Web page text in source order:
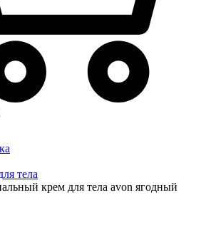
тела
крем для тела avon ягодный